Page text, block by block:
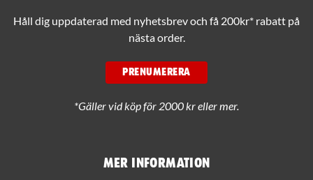
Mer information
Håll dig uppdaterad med nyhetsbrev och få 200kr* rabatt på
nästa order.
PRENUMERERA
*Gäller vid köp för 2000 kr eller mer.